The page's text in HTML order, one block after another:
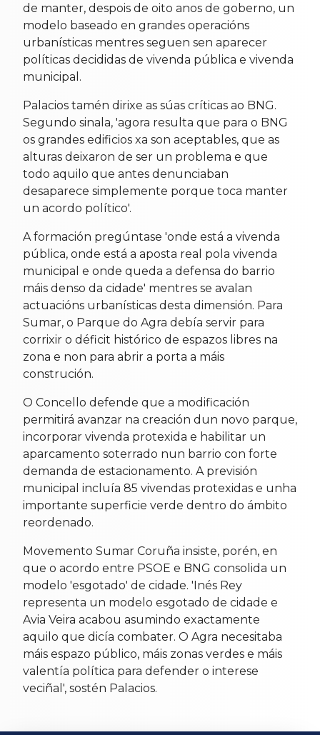
de manter, despois de oito anos de goberno, un
modelo baseado en grandes operacións
urbanísticas mentres seguen sen aparecer
políticas decididas de vivenda pública e vivenda
municipal.
Palacios tamén dirixe as súas críticas ao BNG.
Segundo sinala, 'agora resulta que para o BNG
os grandes edificios xa son aceptables, que as
alturas deixaron de ser un problema e que
todo aquilo que antes denunciaban
desaparece simplemente porque toca manter
un acordo político'.
A formación pregúntase 'onde está a vivenda
pública, onde está a aposta real pola vivenda
municipal e onde queda a defensa do barrio
máis denso da cidade' mentres se avalan
actuacións urbanísticas desta dimensión. Para
Sumar, o Parque do Agra debía servir para
corrixir o déficit histórico de espazos libres na
zona e non para abrir a porta a máis
construción.
O Concello defende que a modificación
permitirá avanzar na creación dun novo parque,
incorporar vivenda protexida e habilitar un
aparcamento soterrado nun barrio con forte
demanda de estacionamento. A previsión
municipal incluía 85 vivendas protexidas e unha
importante superficie verde dentro do ámbito
reordenado.
Movemento Sumar Coruña insiste, porén, en
que o acordo entre PSOE e BNG consolida un
modelo 'esgotado' de cidade. 'Inés Rey
representa un modelo esgotado de cidade e
Avia Veira acabou asumindo exactamente
aquilo que dicía combater. O Agra necesitaba
máis espazo público, máis zonas verdes e máis
valentía política para defender o interese
veciñal', sostén Palacios.